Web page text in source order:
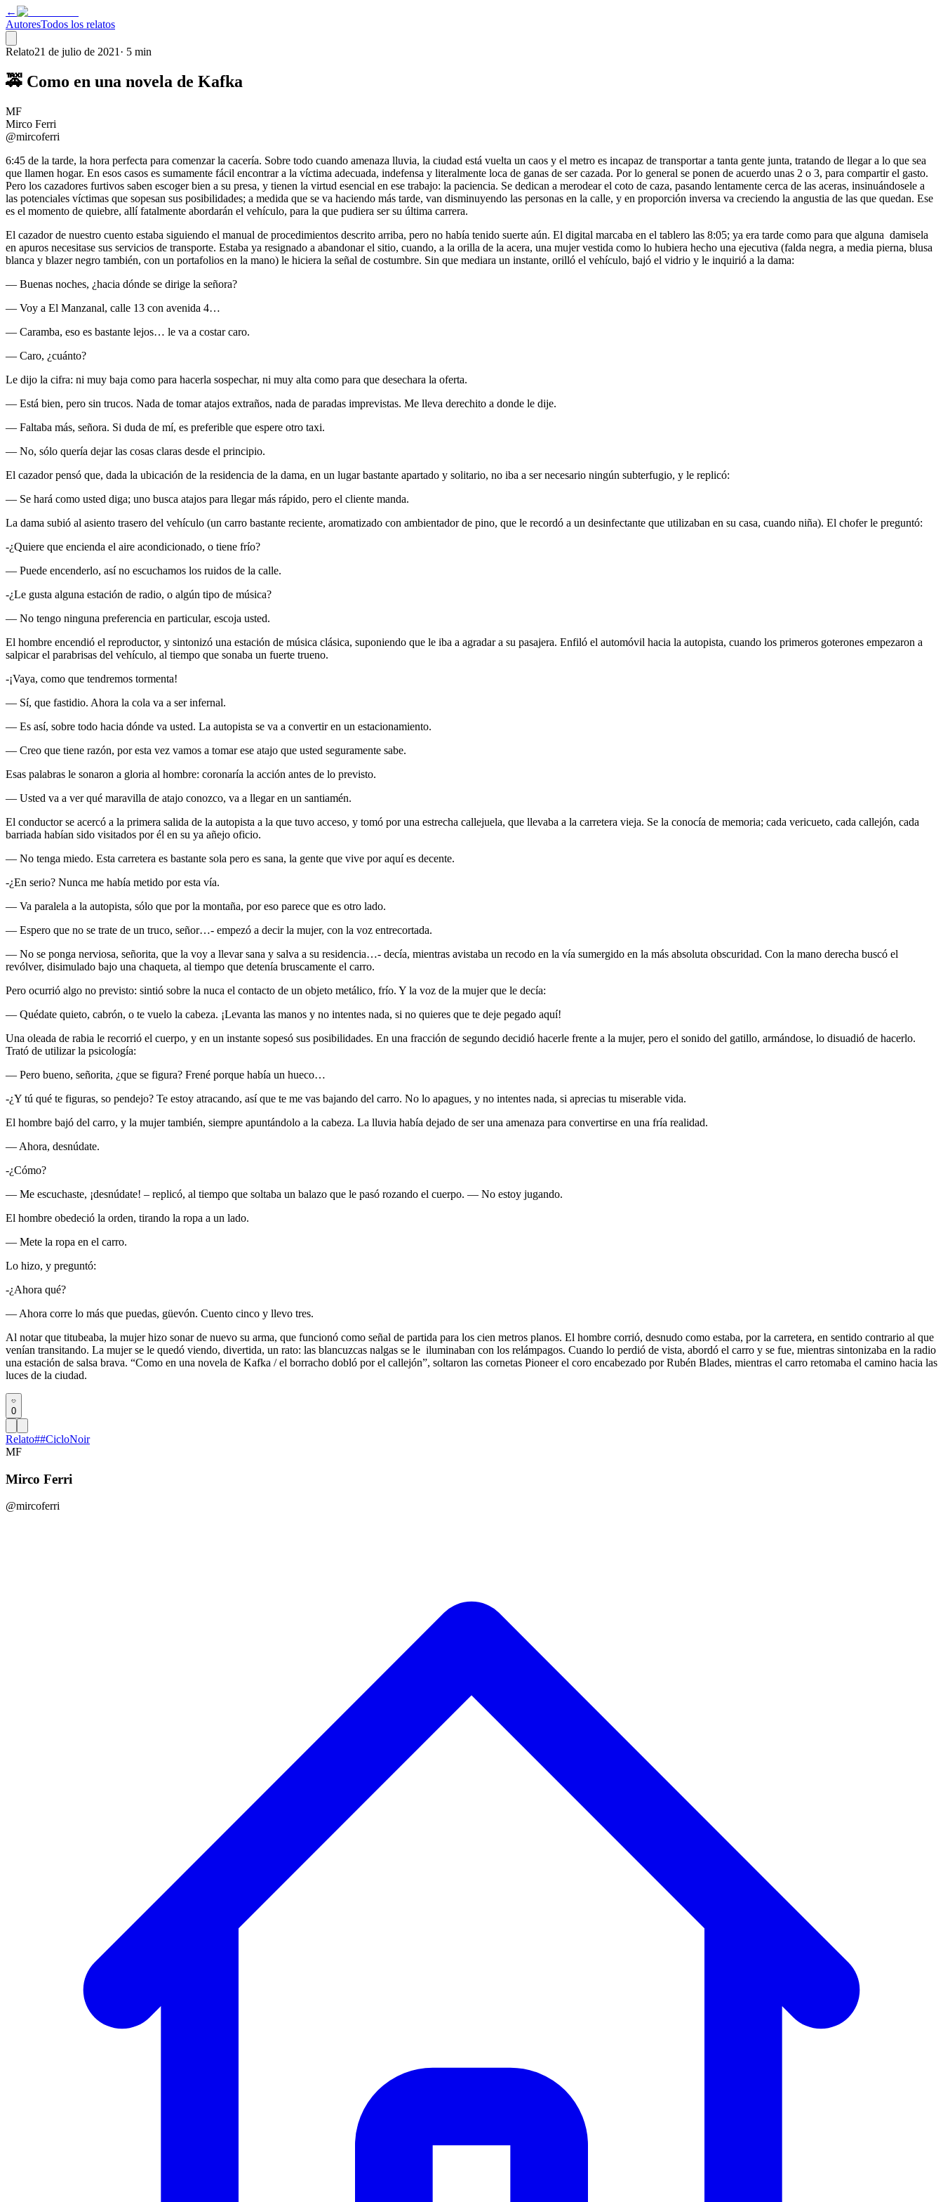
←
AutoresTodos los relatos
Relato21 de julio de 2021 · 5 min
🚕 Como en una novela de Kafka
MF
Mirco Ferri
@mircoferri
6:45 de la tarde, la hora perfecta para comenzar la cacería. Sobre todo cuando amenaza lluvia, la ciudad está vuelta un caos y el metro es incapaz de transportar a tanta gente junta, tratando de llegar a lo que sea
que llamen hogar. En esos casos es sumamente fácil encontrar a la víctima adecuada, indefensa y literalmente loca de ganas de ser cazada. Por lo general se ponen de acuerdo unas 2 o 3, para compartir el gasto.
Pero los cazadores furtivos saben escoger bien a su presa, y tienen la virtud esencial en ese trabajo: la paciencia. Se dedican a merodear el coto de caza, pasando lentamente cerca de las aceras, insinuándosele a
las potenciales víctimas que sopesan sus posibilidades; a medida que se va haciendo más tarde, van disminuyendo las personas en la calle, y en proporción inversa va creciendo la angustia de las que quedan. Ese
es el momento de quiebre, allí fatalmente abordarán el vehículo, para la que pudiera ser su última carrera.
El cazador de nuestro cuento estaba siguiendo el manual de procedimientos descrito arriba, pero no había tenido suerte aún. El digital marcaba en el tablero las 8:05; ya era tarde como para que alguna damisela
en apuros necesitase sus servicios de transporte. Estaba ya resignado a abandonar el sitio, cuando, a la orilla de la acera, una mujer vestida como lo hubiera hecho una ejecutiva (falda negra, a media pierna, blusa
blanca y blazer negro también, con un portafolios en la mano) le hiciera la señal de costumbre. Sin que mediara un instante, orilló el vehículo, bajó el vidrio y le inquirió a la dama:
— Buenas noches, ¿hacia dónde se dirige la señora?
— Voy a El Manzanal, calle 13 con avenida 4…
— Caramba, eso es bastante lejos… le va a costar caro.
— Caro, ¿cuánto?
Le dijo la cifra: ni muy baja como para hacerla sospechar, ni muy alta como para que desechara la oferta.
— Está bien, pero sin trucos. Nada de tomar atajos extraños, nada de paradas imprevistas. Me lleva derechito a donde le dije.
— Faltaba más, señora. Si duda de mí, es preferible que espere otro taxi.
— No, sólo quería dejar las cosas claras desde el principio.
El cazador pensó que, dada la ubicación de la residencia de la dama, en un lugar bastante apartado y solitario, no iba a ser necesario ningún subterfugio, y le replicó:
— Se hará como usted diga; uno busca atajos para llegar más rápido, pero el cliente manda.
La dama subió al asiento trasero del vehículo (un carro bastante reciente, aromatizado con ambientador de pino, que le recordó a un desinfectante que utilizaban en su casa, cuando niña). El chofer le preguntó:
-¿Quiere que encienda el aire acondicionado, o tiene frío?
— Puede encenderlo, así no escuchamos los ruidos de la calle.
-¿Le gusta alguna estación de radio, o algún tipo de música?
— No tengo ninguna preferencia en particular, escoja usted.
El hombre encendió el reproductor, y sintonizó una estación de música clásica, suponiendo que le iba a agradar a su pasajera. Enfiló el automóvil hacia la autopista, cuando los primeros goterones empezaron a
salpicar el parabrisas del vehículo, al tiempo que sonaba un fuerte trueno.
-¡Vaya, como que tendremos tormenta!
— Sí, que fastidio. Ahora la cola va a ser infernal.
— Es así, sobre todo hacia dónde va usted. La autopista se va a convertir en un estacionamiento.
— Creo que tiene razón, por esta vez vamos a tomar ese atajo que usted seguramente sabe.
Esas palabras le sonaron a gloria al hombre: coronaría la acción antes de lo previsto.
— Usted va a ver qué maravilla de atajo conozco, va a llegar en un santiamén.
El conductor se acercó a la primera salida de la autopista a la que tuvo acceso, y tomó por una estrecha callejuela, que llevaba a la carretera vieja. Se la conocía de memoria; cada vericueto, cada callejón, cada
barriada habían sido visitados por él en su ya añejo oficio.
— No tenga miedo. Esta carretera es bastante sola pero es sana, la gente que vive por aquí es decente.
-¿En serio? Nunca me había metido por esta vía.
— Va paralela a la autopista, sólo que por la montaña, por eso parece que es otro lado.
— Espero que no se trate de un truco, señor…- empezó a decir la mujer, con la voz entrecortada.
— No se ponga nerviosa, señorita, que la voy a llevar sana y salva a su residencia…- decía, mientras avistaba un recodo en la vía sumergido en la más absoluta obscuridad. Con la mano derecha buscó el
revólver, disimulado bajo una chaqueta, al tiempo que detenía bruscamente el carro.
Pero ocurrió algo no previsto: sintió sobre la nuca el contacto de un objeto metálico, frío. Y la voz de la mujer que le decía:
— Quédate quieto, cabrón, o te vuelo la cabeza. ¡Levanta las manos y no intentes nada, si no quieres que te deje pegado aquí!
Una oleada de rabia le recorrió el cuerpo, y en un instante sopesó sus posibilidades. En una fracción de segundo decidió hacerle frente a la mujer, pero el sonido del gatillo, armándose, lo disuadió de hacerlo.
Trató de utilizar la psicología:
— Pero bueno, señorita, ¿que se figura? Frené porque había un hueco…
-¿Y tú qué te figuras, so pendejo? Te estoy atracando, así que te me vas bajando del carro. No lo apagues, y no intentes nada, si aprecias tu miserable vida.
El hombre bajó del carro, y la mujer también, siempre apuntándolo a la cabeza. La lluvia había dejado de ser una amenaza para convertirse en una fría realidad.
— Ahora, desnúdate.
-¿Cómo?
— Me escuchaste, ¡desnúdate! – replicó, al tiempo que soltaba un balazo que le pasó rozando el cuerpo. — No estoy jugando.
El hombre obedeció la orden, tirando la ropa a un lado.
— Mete la ropa en el carro.
Lo hizo, y preguntó:
-¿Ahora qué?
— Ahora corre lo más que puedas, güevón. Cuento cinco y llevo tres.
Al notar que titubeaba, la mujer hizo sonar de nuevo su arma, que funcionó como señal de partida para los cien metros planos. El hombre corrió, desnudo como estaba, por la carretera, en sentido contrario al que
venían transitando. La mujer se le quedó viendo, divertida, un rato: las blancuzcas nalgas se le iluminaban con los relámpagos. Cuando lo perdió de vista, abordó el carro y se fue, mientras sintonizaba en la radio
una estación de salsa brava. “Como en una novela de Kafka / el borracho dobló por el callejón”, soltaron las cornetas Pioneer el coro encabezado por Rubén Blades, mientras el carro retomaba el camino hacia las
luces de la ciudad.
0
Relato##CicloNoir
MF
Mirco Ferri
@mircoferri